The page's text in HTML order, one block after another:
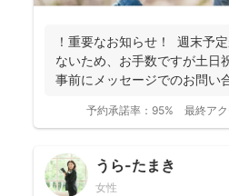
！重要なお知らせ！ 週末予
ないため、お手数ですが土日
事前にメッセージでのお問い
予約承諾率： 95% 最終アク
うら-たまき
女性